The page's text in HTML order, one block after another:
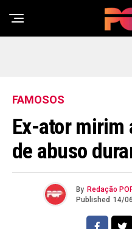
FAMOSOS
Ex-ator mirim
de abuso
By Redação
Published 14/